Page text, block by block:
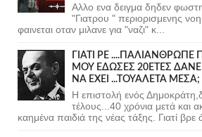
Αλλο ενα δειγμα δηδεν
"Γιατρου " περιορισμενης
φαινεται οταν μιλανε για "ναζι" κ...
ΓΙΑΤΙ ΡΕ
ΜΟΥ ΕΔΩΣΕΣ 20ΕΤΕΣ
ΝΑ ΕΧΕΙ ...ΤΟΥΑΛΕΤΑ ΜΕΣΑ;
Η επιστολή ενός
τέλους...40 χρόνια μετά και
καημένα παιδιά της νέας τάξης. Γιατί βρε